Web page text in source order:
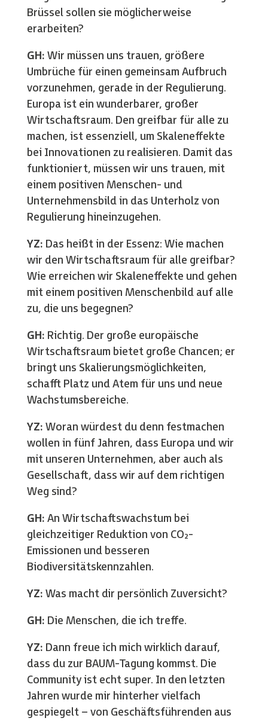
Brüssel sollen sie möglicherweise
erarbeiten?
GH: Wir müssen uns trauen, größere
Umbrüche für einen gemeinsam Aufbruch
vorzunehmen, gerade in der Regulierung.
Europa ist ein wunderbarer, großer
Wirtschaftsraum. Den greifbar für alle zu
machen, ist essenziell, um Skaleneffekte
bei Innovationen zu realisieren. Damit das
funktioniert, müssen wir uns trauen, mit
einem positiven Menschen- und
Unternehmensbild in das Unterholz von
Regulierung hineinzugehen.
YZ: Das heißt in der Essenz: Wie machen
wir den Wirtschaftsraum für alle greifbar?
Wie erreichen wir Skaleneffekte und gehen
mit einem positiven Menschenbild auf alle
zu, die uns begegnen?
GH: Richtig. Der große europäische
Wirtschaftsraum bietet große Chancen; er
bringt uns Skalierungsmöglichkeiten,
schafft Platz und Atem für uns und neue
Wachstumsbereiche.
YZ: Woran würdest du denn festmachen
wollen in fünf Jahren, dass Europa und wir
mit unseren Unternehmen, aber auch als
Gesellschaft, dass wir auf dem richtigen
Weg sind?
GH: An Wirtschaftswachstum bei
gleichzeitiger Reduktion von CO₂-
Emissionen und besseren
Biodiversitätskennzahlen.
YZ: Was macht dir persönlich Zuversicht?
GH: Die Menschen, die ich treffe.
YZ: Dann freue ich mich wirklich darauf,
dass du zur BAUM-Tagung kommst. Die
Community ist echt super. In den letzten
Jahren wurde mir hinterher vielfach
gespiegelt – von Geschäftsführenden aus